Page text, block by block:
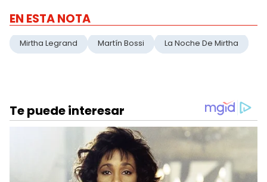
EN ESTA NOTA
Mirtha Legrand Martín Bossi La Noche De Mirtha